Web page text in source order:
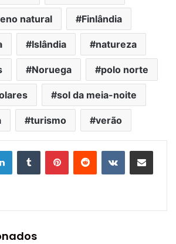
natural Finlândia
Islândia natureza
Noruega polo norte
sol da meia-noite
turismo verão